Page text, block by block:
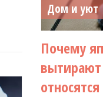
Дом и уют
Почему